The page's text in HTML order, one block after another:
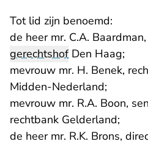
Tot lid zijn benoemd:
de heer mr. C.A.
gerechtshofDen Haag;
mevrouw mr. H. Benek,
Midden-Nederland;
mevrouw mr. R.A. Boon,
rechtbank Gelderland;
de heer mr. R.K. Brons,